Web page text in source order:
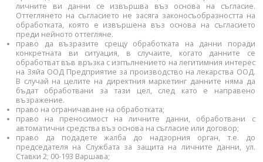
личните ви данни се извършва въз основа на съгласие.
Оттеглянето на съгласието не засяга законосъобразността на
обработката, която е извършена въз основа на съгласието
преди нейното оттегляне.
право да възразите срещу обработката на данни поради
конкретната ви ситуация, в случаите, когато данните се
обработват във връзка с изпълнението на легитимния интерес
на Зяйа ООД Предприятие за производство на лекарства ООД.
В случай на целите на директния маркетинг данните няма да
бъдат обработвани за тази цел, след като е направено
възражение.
право на ограничаване на обработката;
право на преносимост на личните данни, обработвани с
автоматични средства въз основа на съгласие или договор;
право да подадете жалба до надзорния орган, т.е. до
председателя на Службата за защита на личните данни, ул.
Ставки 2; 00-193 Варшава;